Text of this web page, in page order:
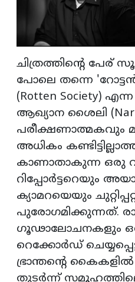
ചിത്രത്തിന്റെ പേര്
പോലെ തന്നെ
(Rotten Society)
ആഖ്യാന ശൈലി
പരീക്ഷണാത്മകവും
അധികം
കാണാതാകുന്ന ഒരു
റിപ്പോര്‍ട്ടറെയും
ക്യാമറയെയും
പുരോഗമിക്കുന്നത്.
ഗൂഢാലോചനകളും
റെക്കോര്‍ഡ്
ഭ്രാന്തന്റെ
തുടര്‍ന്ന് സമൂഹത്തിലെ